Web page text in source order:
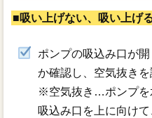
■吸い上げない、吸い上げ
ポンプの吸込み口が
か確認し、空気抜きを
※空気抜き…ポンプを
吸込み口を上に向け